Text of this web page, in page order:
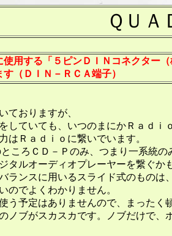
ＱＵ
使用する「５ピンＤＩＮコネクター
（ＤＩＮ－ＲＣＡ端子）
ておりますが、
していても、いつのまにかＲａｄｉ
Ｒａｄｉｏに繋いでいます。
ろＣＤ－Ｐのみ、つまり一系統の
ルオーディオプレーヤーを繋ぐか
ランスに用いるスライド式のもの
でよくわかりません。
う予定はありませんので、まったく
ノブがスカスカです。ノブだけで、